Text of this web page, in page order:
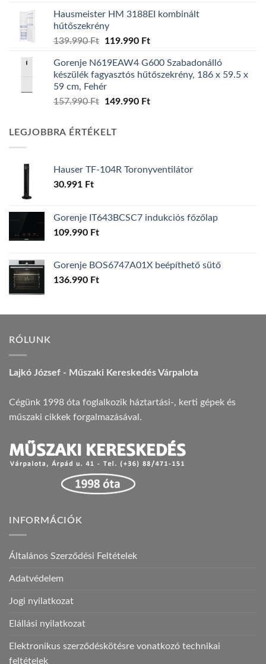
was:
139.990 Ft.
is:
Hausmeister HM 3188EI kombinált
hűtőszekrény
139.990Ft
Original
was:
139.990 Ft.
119.990 FtCurrent
is:
119.990 Ft.
Gorenje N619EAW4 G600 Szabadonálló
készülék fagyasztós hűtőszekrény, 186 x 59.5 x
59 cm, Fehér
157.990Ft
Original
157.990 Ft.
149.990 FtCurrent
LEGJOBBRA ÉRTÉKELT
Hauser TF-104R Toronyventilátor
30.991 Ft
Gorenje IT643BCSC7 indukciós főzőlap
109.990 Ft
Gorenje BOS6747A01X beépíthető sütő
136.990 Ft
RÓLUNK
Lajkó József - Műszaki Kereskedés Várpalota
Cégünk 1998 óta foglalkozik háztartási-, kerti gépek és
műszaki cikkek forgalmazásával.
INFORMÁCIÓK
Általános Szerződési Feltételek
Adatvédelem
Jogi nyilatkozat
Elállási nyilatkozat
Elektronikus szerződéskötésre vonatkozó technikai
feltételek